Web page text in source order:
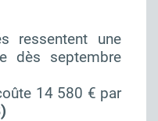
ressentent une
dès septembre
14 580 € par